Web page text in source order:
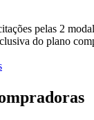
pelas 2
do plano